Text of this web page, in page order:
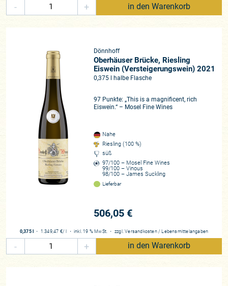
- + in den Warenkorb
Dönnhoff
Oberhäuser Brücke, Riesling
Eiswein (Versteigerungswein) 2021
0,375 l halbe Flasche
97 Punkte: „This is a magnificent, rich
Eiswein.“ – Mosel Fine Wines
Nahe
Riesling (100 %)
süß
97/100 – Mosel Fine Wines
99/100 – Vinous
98/100 – James Suckling
Lieferbar
506,05 €
0,375 l ・ 1.349,47 €/ l ・inkl. 19 % MwSt. ・ zzgl.Versandkosten / Lebensmittelangaben
- + in den Warenkorb